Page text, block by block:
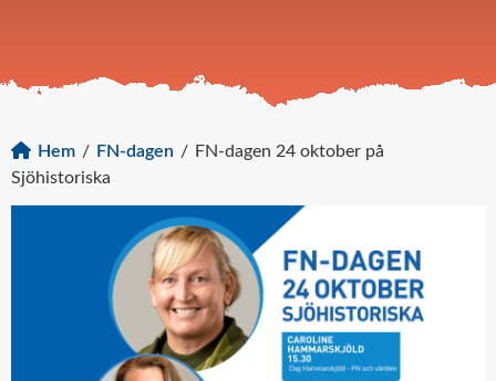
Hem / FN-dagen / FN-dagen 24 oktober på
Sjöhistoriska